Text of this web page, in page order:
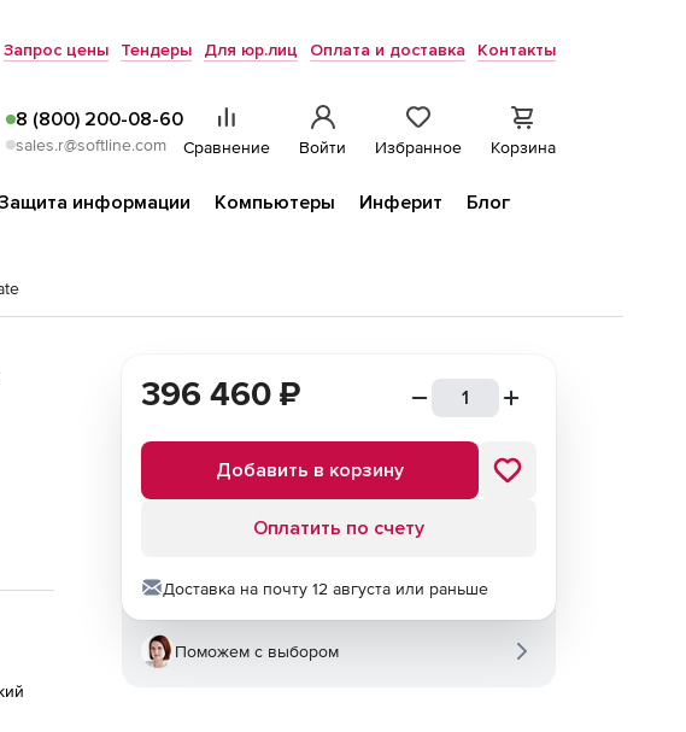
Запрос цены Тендеры Для юр.лиц Оплата и доставка Контакты
8 (800) 200-08-60
sales.r@softline.com Сравнение Войти Избранное Корзина
информации Компьютеры Инферит
Блог
396 460 ₽
Добавить в корзину
Оплатить по счету
Доставка на почту 12 августа или раньше
Поможем с выбором